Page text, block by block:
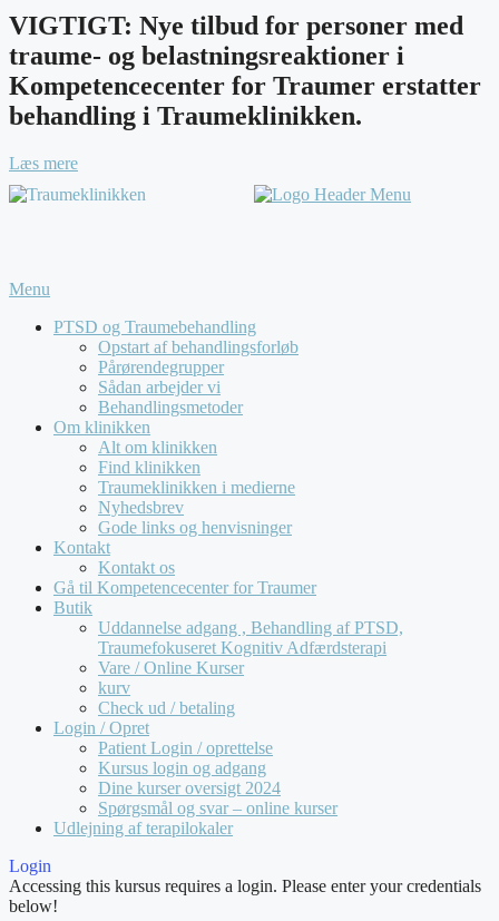
VIGTIGT: Nye tilbud for personer med
traume- og belastningsreaktioner i
Kompetencecenter for Traumer erstatter
behandling i Traumeklinikken.
Læs mere
Menu
PTSD og Traumebehandling
Opstart af behandlingsforløb
Pårørendegrupper
Sådan arbejder vi
Behandlingsmetoder
Om klinikken
Alt om klinikken
Find klinikken
Traumeklinikken i medierne
Nyhedsbrev
Gode links og henvisninger
Kontakt
Kontakt os
Gå til Kompetencecenter for Traumer
Butik
Uddannelse adgang , Behandling af PTSD,
Traumefokuseret Kognitiv Adfærdsterapi
Vare / Online Kurser
kurv
Check ud / betaling
Login / Opret
Patient Login / oprettelse
Kursus login og adgang
Dine kurser oversigt 2024
Spørgsmål og svar – online kurser
Udlejning af terapilokaler
Login
Accessing this kursus requires a login. Please enter your credentials
below!